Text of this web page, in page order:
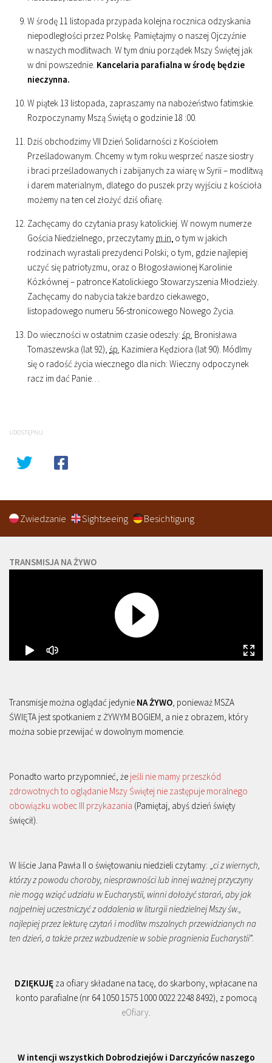
W środę 11 listopada przypada kolejna rocznica odzyskania
niepodległości przez Polskę. Pamiętajmy o naszej Ojczyźnie
w naszych modlitwach. W tym dniu porządek Mszy Świętej jak
w dni powszednie. Kancelaria parafialna w środę będzie
nieczynna.
W piątek 13 listopada, zapraszamy na nabożeństwo fatimskie.
Rozpoczynamy Mszą Świętą o godzinie18 :00.
Dziś obchodzimy VII Dzień Solidarności z Kościołem
Prześladowanym. Chcemy w tym roku wesprzeć nasze siostry
i braci prześladowanych i zabijanych za wiarę w Syrii – modlitwą
i darem materialnym, dlatego do puszek przy wyjściu z kościoła
możemy na ten cel złożyć dziś ofiarę.
Zachęcamy do czytania prasy katolickiej. W nowym numerze
Gościa Niedzielnego, przeczytamy m.in. o tym w jakich
rodzinach wyrastali prezydenci Polski; o tym, gdzie najlepiej
uczyć się patriotyzmu, oraz o Błogosławionej Karolinie
Kózkównej – patronce Katolickiego Stowarzyszenia Młodzieży.
Zachęcamy do nabycia także bardzo ciekawego,
listopadowego numeru 56-stronicowego Nowego Życia.
Do wieczności w ostatnim czasie odeszły: śp. Bronisława
Tomaszewska (lat 92), śp. Kazimiera Kędziora (lat 90). Módlmy
się o radość życia wiecznego dla nich: Wieczny odpoczynek
racz im dać Panie…
UDOSTĘPNIJ
Zwiedzanie Sightseeing Besichtigung
TRANSMISJA NA ŻYWO
Transmisje można oglądać jedynie NA ŻYWO, ponieważ MSZA
ŚWIĘTA jest spotkaniem z ŻYWYM BOGIEM, a nie z obrazem, który
można sobie przewijać w dowolnym momencie.
Ponadto warto przypomnieć, że jeśli nie mamy przeszkód
zdrowotnych to oglądanie Mszy Świętej nie zastępuje moralnego
obowiązku wobec III przykazania (Pamiętaj, abyś dzień święty
święcił).
W liście Jana Pawła II o świętowaniu niedzieli czytamy: „ci z wiernych,
którzy z powodu choroby, niesprawności lub innej ważnej przyczyny
nie mogą wziąć udziału w Eucharystii, winni dołożyć starań, aby jak
najpełniej uczestniczyć z oddalenia w liturgii niedzielnej Mszy św.,
najlepiej przez lekturę czytań i modlitw mszalnych przewidzianych na
ten dzień, a także przez wzbudzenie w sobie pragnienia Eucharystii”.
DZIĘKUJĘ za ofiary składane na tacę, do skarbony, wpłacane na
konto parafialne (nr 64 1050 1575 1000 0022 2248 8492), z pomocą
eOfiary.
W intencji wszystkich Dobrodziejów i Darczyńców naszego